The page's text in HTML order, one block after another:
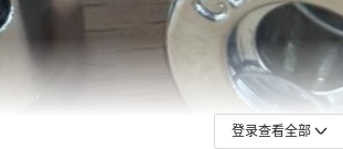
登录查看全部